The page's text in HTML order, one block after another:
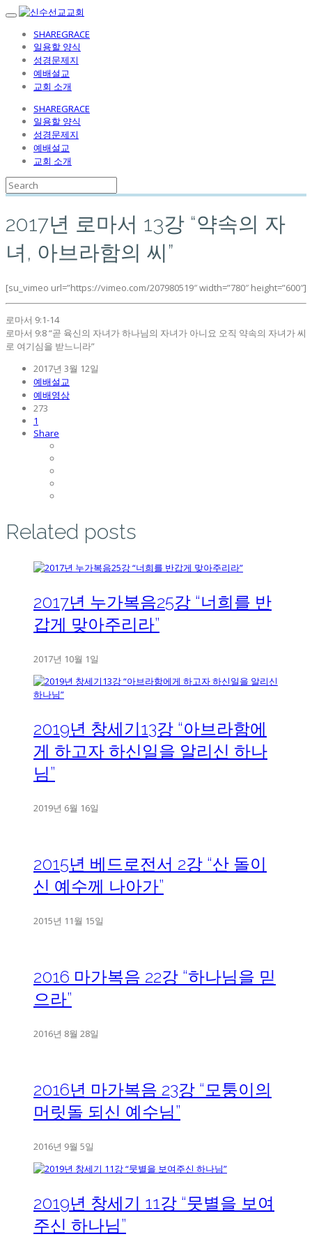
SHAREGRACE
일용할 양식
성경문제지
예배설교
교회 소개
SHAREGRACE
일용할 양식
성경문제지
예배설교
교회 소개
2017년 로마서 13강 “약속의 자
녀, 아브라함의 씨”
[su_vimeo url=”https://vimeo.com/207980519″ width=”780″ height=”600″]
로마서 9:1-14
로마서 9:8 “곧 육신의 자녀가 하나님의 자녀가 아니요 오직 약속의 자녀가 씨
로 여기심을 받느니라”
2017년 3월 12일
예배설교
예배영상
273
1
Share
Related posts
2017년 누가복음25강 “너희를 반
갑게 맞아주리라”
2017년 10월 1일
2019년 창세기13강 “아브라함에
게 하고자 하신일을 알리신 하나
님”
2019년 6월 16일
2015년 베드로전서 2강 “산 돌이
신 예수께 나아가”
2015년 11월 15일
2016 마가복음 22강 “하나님을 믿
으라”
2016년 8월 28일
2016년 마가복음 23강 “모퉁이의
머릿돌 되신 예수님”
2016년 9월 5일
2019년 창세기 11강 “뭇별을 보여
주신 하나님”